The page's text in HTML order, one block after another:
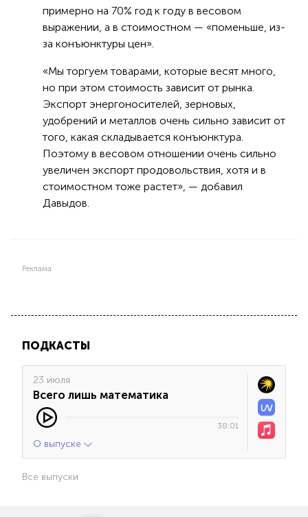
примерно на 70% год к году в весовом
выражении, а в стоимостном — «поменьше, из-
за конъюнктуры цен».
«Мы торгуем товарами, которые весят много,
но при этом стоимость зависит от рынка.
Экспорт энергоносителей, зерновых,
удобрений и металлов очень сильно зависит от
того, какая складывается конъюнктура.
Поэтому в весовом отношении очень сильно
увеличен экспорт продовольствия, хотя и в
стоимостном тоже растет», — добавил
Давыдов.
Реклама
ПОДКАСТЫ
23 июля
Всего лишь математика
38:01
О выпуске
Все выпуски